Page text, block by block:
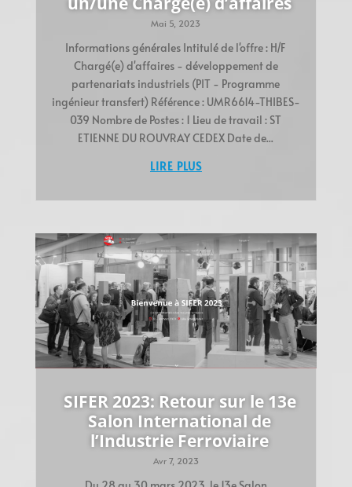
Mai 5, 2023
Informations générales Intitulé de l'offre : H/F
Chargé(e) d'affaires - développement de
partenariats industriels (PIT - Programme
ingénieur transfert) Référence : UMR6614-THIBES-
039 Nombre de Postes : 1 Lieu de travail : ST
ETIENNE DU ROUVRAY CEDEX Date de...
LIRE PLUS
SIFER 2023: Retour sur le 13e
Salon International de
l’Industrie Ferroviaire
Avr 7, 2023